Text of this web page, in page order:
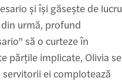
și își găsește de lucru
urmă, profund
să o curteze în
părțile implicate, Olivia se
ei complotează